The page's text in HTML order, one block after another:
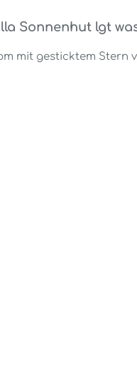
Sonnenhut lgt
mit gesticktem Stern